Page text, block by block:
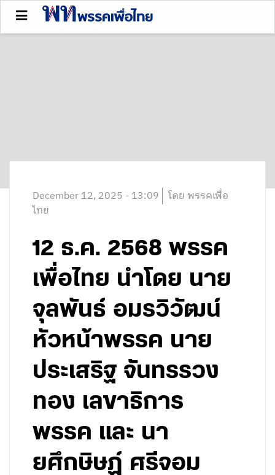
December 12, 2025 - 13:09 โดย พรรคเพื่อ
ไทย
12 ธ.ค. 2568 พรรค
เพื่อไทย นำโดย นาย
จุลพันธ์ อมรวิวัฒน์
หัวหน้าพรรค นาย
ประเสริฐ จันทรรวง
ทอง เลขาธิการ
พรรค และ นา
ยศึกษิษฏ์ ศรีจอม